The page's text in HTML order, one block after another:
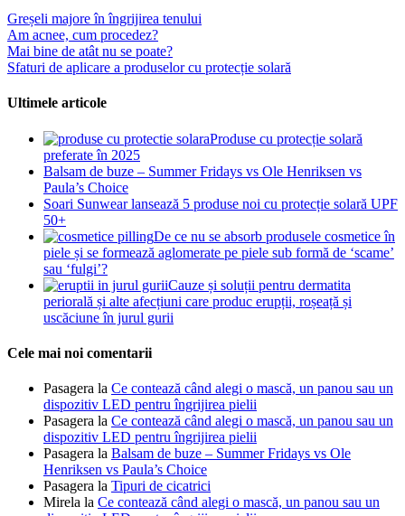
Greșeli majore în îngrijirea tenului
Am acnee, cum procedez?
Mai bine de atât nu se poate?
Sfaturi de aplicare a produselor cu protecție solară
Ultimele articole
Produse cu protecție solară
preferate în 2025
Balsam de buze – Summer Fridays vs Ole Henriksen vs
Paula’s Choice
Soari Sunwear lansează 5 produse noi cu protecție solară UPF
50+
De ce nu se absorb produsele cosmetice în
piele și se formează aglomerate pe piele sub formă de ‘scame’
sau ‘fulgi’?
Cauze și soluții pentru dermatita
periorală și alte afecțiuni care produc erupții, roșeață și
uscăciune în jurul gurii
Cele mai noi comentarii
Pasagera la Ce contează când alegi o mască, un panou sau un
dispozitiv LED pentru îngrijirea pielii
Pasagera la Ce contează când alegi o mască, un panou sau un
dispozitiv LED pentru îngrijirea pielii
Pasagera la Balsam de buze – Summer Fridays vs Ole
Henriksen vs Paula’s Choice
Pasagera la Tipuri de cicatrici
Mirela la Ce contează când alegi o mască, un panou sau un